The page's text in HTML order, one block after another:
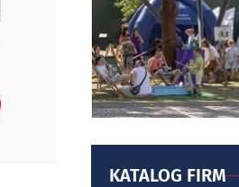
KATALOG FIRM